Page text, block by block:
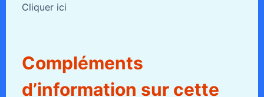
Cliquer ici
Compléments
d’information sur cette